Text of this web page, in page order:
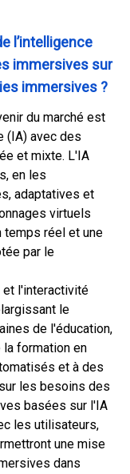
l’intelligence
immersives sur
immersives ?
du marché est
(IA) avec des
et mixte. L'IA
en les
adaptatives et
virtuels
temps réel et une
par le
et l'interactivité
le
de l'éducation,
la formation en
et à des
les besoins des
basées sur l'IA
les utilisateurs,
une mise
dans